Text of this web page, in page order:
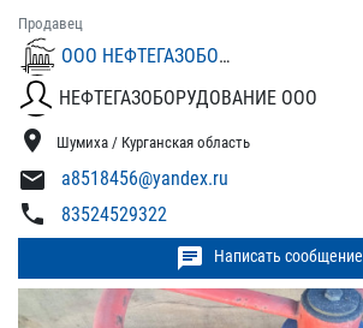
Продавец
ООО НЕФТЕГАЗОБОРУДОВАНИЕ
НЕФТЕГАЗОБОРУДОВАНИЕ ООО
location_on Шумиха / Курганская область
mail a8518456@yandex.ru
phone 83524529322
chat Написать сообщение